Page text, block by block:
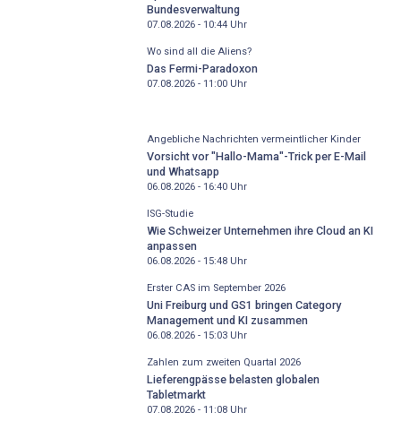
Bundesverwaltung
07.08.2026 - 10:44Uhr
Wo sind all die Aliens?
Das Fermi-Paradoxon
07.08.2026 - 11:00Uhr
Angebliche Nachrichten vermeintlicher Kinder
Vorsicht vor "Hallo-Mama"-Trick per E-Mail
und Whatsapp
06.08.2026 - 16:40Uhr
ISG-Studie
Wie Schweizer Unternehmen ihre Cloud an KI
anpassen
06.08.2026 - 15:48Uhr
Erster CAS im September 2026
Uni Freiburg und GS1 bringen Category
Management und KI zusammen
06.08.2026 - 15:03Uhr
Zahlen zum zweiten Quartal 2026
Lieferengpässe belasten globalen
Tabletmarkt
07.08.2026 - 11:08Uhr